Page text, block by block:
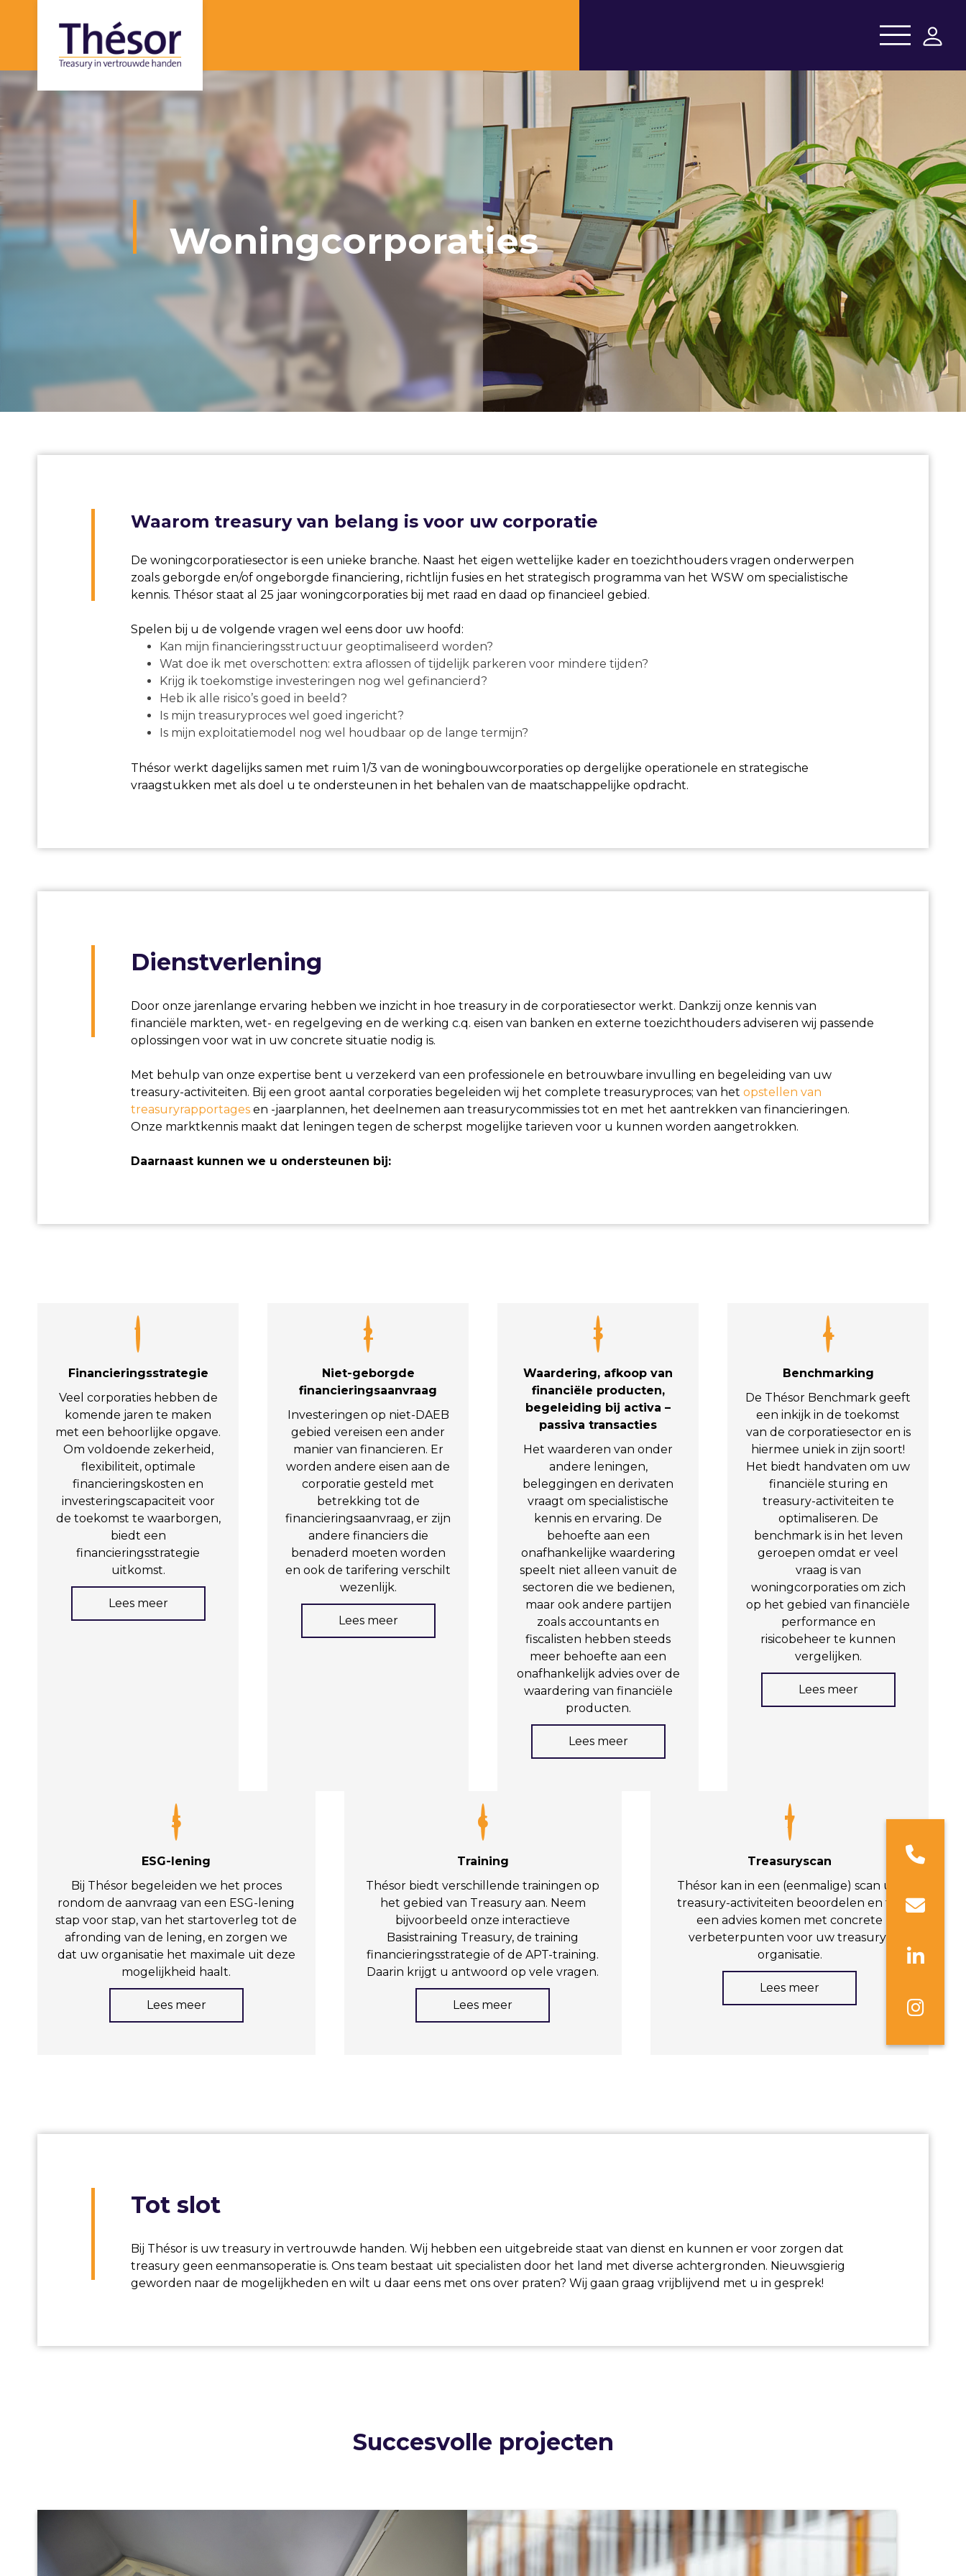
Woningcorporaties
Waarom treasury van belang is voor uw corporatie
De woningcorporatiesector is een unieke branche. Naast het eigen wettelijke kader en toezichthouders vragen onderwerpen
zoals geborgde en/of ongeborgde financiering, richtlijn fusies en het strategisch programma van het WSW om specialistische
kennis. Thésor staat al 25 jaar woningcorporaties bij met raad en daad op financieel gebied.
Spelen bij u de volgende vragen wel eens door uw hoofd:
Kan mijn financieringsstructuur geoptimaliseerd worden?
Wat doe ik met overschotten: extra aflossen of tijdelijk parkeren voor mindere tijden?
Krijg ik toekomstige investeringen nog wel gefinancierd?
Heb ik alle risico’s goed in beeld?
Is mijn treasuryproces wel goed ingericht?
Is mijn exploitatiemodel nog wel houdbaar op de lange termijn?
Thésor werkt dagelijks samen met ruim 1/3 van de woningbouwcorporaties op dergelijke operationele en strategische
vraagstukken met als doel u te ondersteunen in het behalen van de maatschappelijke opdracht.
Dienstverlening
Door onze jarenlange ervaring hebben we inzicht in hoe treasury in de corporatiesector werkt. Dankzij onze kennis van
financiële markten, wet- en regelgeving en de werking c.q. eisen van banken en externe toezichthouders adviseren wij passende
oplossingen voor wat in uw concrete situatie nodig is.
Met behulp van onze expertise bent u verzekerd van een professionele en betrouwbare invulling en begeleiding van uw
treasury-activiteiten. Bij een groot aantal corporaties begeleiden wij het complete treasuryproces; van het opstellen van
treasuryrapportages en -jaarplannen, het deelnemen aan treasurycommissies tot en met het aantrekken van financieringen.
Onze marktkennis maakt dat leningen tegen de scherpst mogelijke tarieven voor u kunnen worden aangetrokken.
Daarnaast kunnen we u ondersteunen bij:
1
Financieringsstrategie
Veel corporaties hebben de
komende jaren te maken
met een behoorlijke opgave.
Om voldoende zekerheid,
flexibiliteit, optimale
financieringskosten en
investeringscapaciteit voor
de toekomst te waarborgen,
biedt een
financieringsstrategie
uitkomst.
Lees meer
2
Niet-geborgde
financieringsaanvraag
Investeringen op niet-DAEB
gebied vereisen een ander
manier van financieren. Er
worden andere eisen aan de
corporatie gesteld met
betrekking tot de
financieringsaanvraag, er zijn
andere financiers die
benaderd moeten worden
en ook de tarifering verschilt
wezenlijk.
Lees meer
3
Waardering, afkoop van
financiële producten,
begeleiding bij activa –
passiva transacties
Het waarderen van onder
andere leningen,
beleggingen en derivaten
vraagt om specialistische
kennis en ervaring. De
behoefte aan een
onafhankelijke waardering
speelt niet alleen vanuit de
sectoren die we bedienen,
maar ook andere partijen
zoals accountants en
fiscalisten hebben steeds
meer behoefte aan een
onafhankelijk advies over de
waardering van financiële
producten.
Lees meer
4
Benchmarking
De Thésor Benchmark geeft
een inkijk in de toekomst
van de corporatiesector en is
hiermee uniek in zijn soort!
Het biedt handvaten om uw
financiële sturing en
treasury-activiteiten te
optimaliseren. De
benchmark is in het leven
geroepen omdat er veel
vraag is van
woningcorporaties om zich
op het gebied van financiële
performance en
risicobeheer te kunnen
vergelijken.
Lees meer
5
ESG-lening
Bij Thésor begeleiden we het proces
rondom de aanvraag van een ESG-lening
stap voor stap, van het startoverleg tot de
afronding van de lening, en zorgen we
dat uw organisatie het maximale uit deze
mogelijkheid haalt.
Lees meer
6
Training
Thésor biedt verschillende trainingen op
het gebied van Treasury aan. Neem
bijvoorbeeld onze interactieve
Basistraining Treasury, detraining
financieringsstrategie of de APT-training.
Daarin krijgt u antwoord op vele vragen.
Lees meer
7
Treasuryscan
Thésor kan in een (eenmalige) scan uw
treasury-activiteiten beoordelen en tot
een advies komen met concrete
verbeterpunten voor uw treasury-
organisatie.
Lees meer
Tot slot
Bij Thésor is uw treasury in vertrouwde handen. Wij hebben een uitgebreide staat van dienst en kunnen er voor zorgen dat
treasury geen eenmansoperatie is. Ons team bestaat uit specialisten door het land met diverse achtergronden. Nieuwsgierig
geworden naar de mogelijkheden en wilt u daar eens met ons over praten? Wij gaan graag vrijblijvend met u in gesprek!
Succesvolle projecten